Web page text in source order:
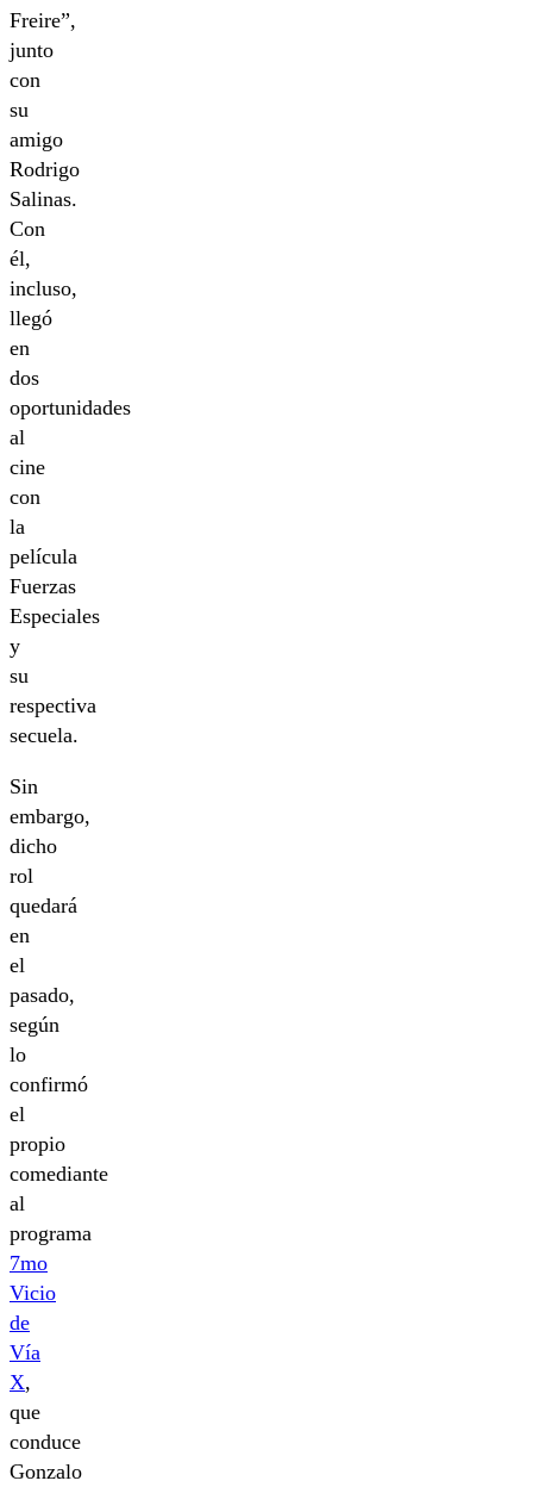
Freire”,
junto
con
su
amigo
Rodrigo
Salinas.
Con
él,
incluso,
llegó
en
dos
oportunidades
al
cine
con
la
película
Fuerzas
Especiales
y
su
respectiva
secuela.
Sin
embargo,
dicho
rol
quedará
en
el
pasado,
según
lo
confirmó
el
propio
comediante
al
programa
7mo
Vicio
de
Vía
X,
que
conduce
Gonzalo